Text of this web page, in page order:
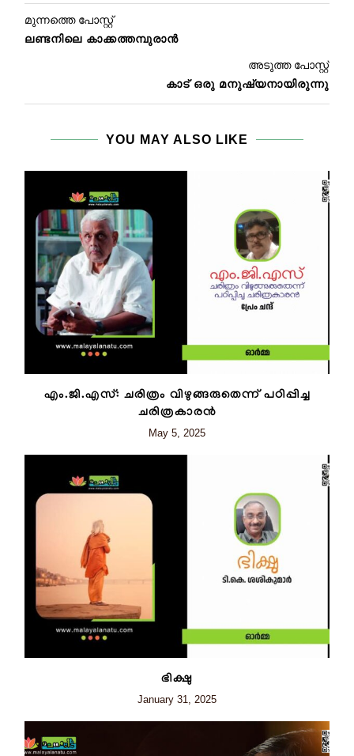
മുന്നത്തെ പോസ്റ്റ്
ലണ്ടനിലെ കാക്കത്തമ്പുരാന്‍
അടുത്ത പോസ്റ്റ്
കാട് ഒരു മനുഷ്യനായിരുന്നു
YOU MAY ALSO LIKE
എം.ജി.എസ്: ചരിത്രം വിഴുങ്ങരുതെന്ന് പഠിപ്പിച്ച
ചരിത്രകാരൻ
May 5, 2025
ഭിക്ഷു
January 31, 2025